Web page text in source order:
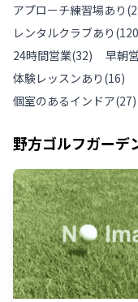
アプローチ練習場あり (
レンタルクラブあり (120
24時間営業(32) 早朝
体験レッスンあり (16)
個室のあるインドア(27)
野方ゴルフガーデ